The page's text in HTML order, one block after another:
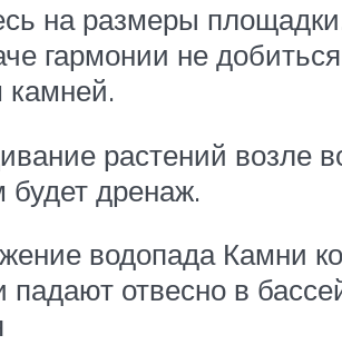
на размеры
гармонии не
камней.
растений возле
будет дренаж.
водопада Камни
отвесно в